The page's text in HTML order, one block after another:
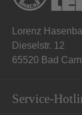
Lorenz
Dieselstr. 12
65520 Bad
Service-